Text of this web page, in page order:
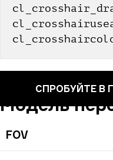
СПРОБУЙТЕ В
Модель
FOV